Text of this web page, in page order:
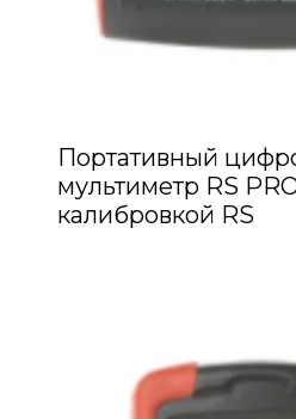
Портативный
мультиметр RS
калибровкой RS